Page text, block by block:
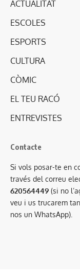
ACTUALITAT
ESCOLES
ESPORTS
CULTURA
CÒMIC
EL TEU RACÓ
ENTREVISTES
Contacte
Si vols posar-te en
través del correu
620564449 (si no
veu i us trucarem
nos un WhatsApp).